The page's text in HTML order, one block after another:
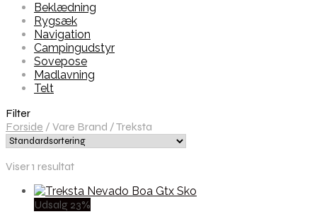
Beklædning
Rygsæk
Navigation
Campingudstyr
Sovepose
Madlavning
Telt
Filter
Forside / Vare Brand /Treksta
Viser 1 resultat
Udsalg 23%